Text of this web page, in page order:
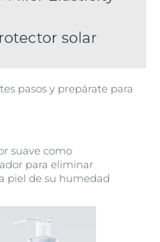
pasos y prepárate para
suave como
para eliminar
piel de su humedad